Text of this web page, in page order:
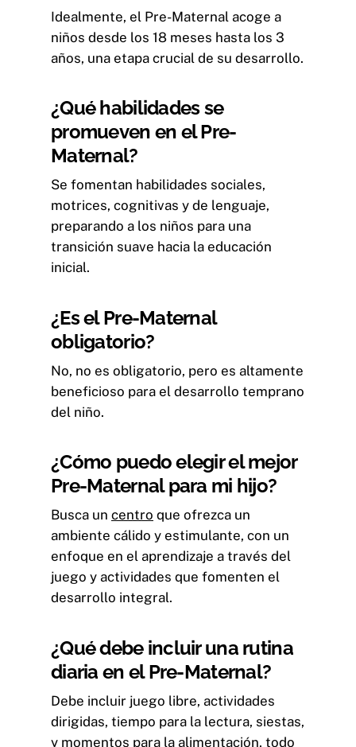
Idealmente, el Pre-Maternal acoge a
niños desde los 18 meses hasta los 3
años, una etapa crucial de su desarrollo.
¿Qué habilidades se
promueven en el Pre-
Maternal?
Se fomentan habilidades sociales,
motrices, cognitivas y de lenguaje,
preparando a los niños para una
transición suave hacia la educación
inicial.
¿Es el Pre-Maternal
obligatorio?
No, no es obligatorio, pero es altamente
beneficioso para el desarrollo temprano
del niño.
¿Cómo puedo elegir el mejor
Pre-Maternal para mi hijo?
Busca un centro que ofrezca un
ambiente cálido y estimulante, con un
enfoque en el aprendizaje a través del
juego y actividades que fomenten el
desarrollo integral.
¿Qué debe incluir una rutina
diaria en el Pre-Maternal?
Debe incluir juego libre, actividades
dirigidas, tiempo para la lectura, siestas,
y momentos para la alimentación, todo